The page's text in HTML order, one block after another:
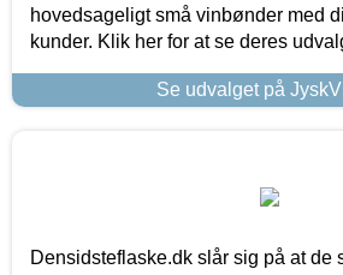
hovedsageligt små vinbønder med
kunder. Klik her for at se deres
Se udvalget på
Densidsteflaske.dk slår sig på at de